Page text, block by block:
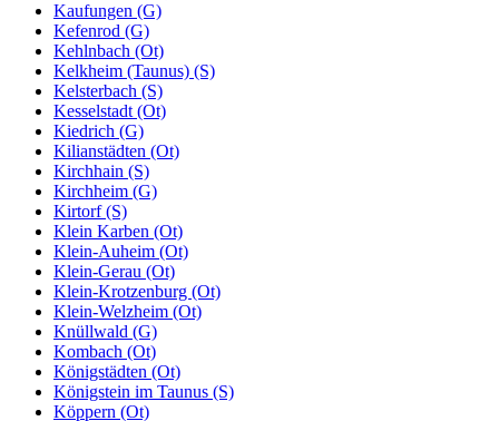
Kaufungen (G)
Kefenrod (G)
Kehlnbach (Ot)
Kelkheim (Taunus) (S)
Kelsterbach (S)
Kesselstadt (Ot)
Kiedrich (G)
Kilianstädten (Ot)
Kirchhain (S)
Kirchheim (G)
Kirtorf (S)
Klein Karben (Ot)
Klein-Auheim (Ot)
Klein-Gerau (Ot)
Klein-Krotzenburg (Ot)
Klein-Welzheim (Ot)
Knüllwald (G)
Kombach (Ot)
Königstädten (Ot)
Königstein im Taunus (S)
Köppern (Ot)